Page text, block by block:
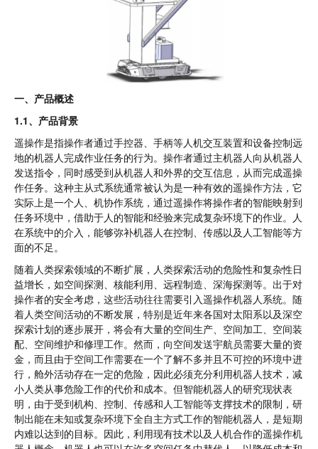
一、产品概述
1.1、产品背景
遥操作是指操作者通过手控器、手柄等人机交互装置和设备控制远
地的机器人完成作业任务的行为。操作者通过主机器人向从机器人
发送指令，同时感受到从机器人和外界的交互信息，从而完成遥操
作任务。这种主从式系统通常被认为是一种有效的遥操作方法，它
实际上是一个人、机协作系统，通过遥操作将操作者的智能映射到
任务环境中，借助于人的智能和经验来完成复杂环境下的作业。人
在系统中的介入，能够弥补机器人在控制、传感以及人工智能等方
面的不足。
随着人类探索领域的不断扩展，人类探索活动的危险性和复杂性日
益增长，如空间探测、核能利用、远程制造、深海探测等。出于对
操作者的安全考虑，这些活动往往需要引入遥操作机器人系统。随
着人类空间活动的不断发展，特别是近年来各国对太阳系以及深空
探索计划的逐步展开，将会有大量的空间生产、空间加工、空间装
配、空间维护和修理工作。然而，向空间发送宇航员需要大量的资
金，而且由于空间工作需要在一个了解不多并且不可控的环境中进
行，舱外活动存在一定的危险，因此必须充分利用机器人技术，减
小人类从事危险工作的代价和成本。但智能机器人的研究现状表
明，由于受到机构、控制、传感和人工智能等支撑技术的限制，研
制出能在未知或复杂环境下全自主方式工作的智能机器人，是短期
内难以达到的目标。因此，利用现有技术以及人机合作的遥操作机